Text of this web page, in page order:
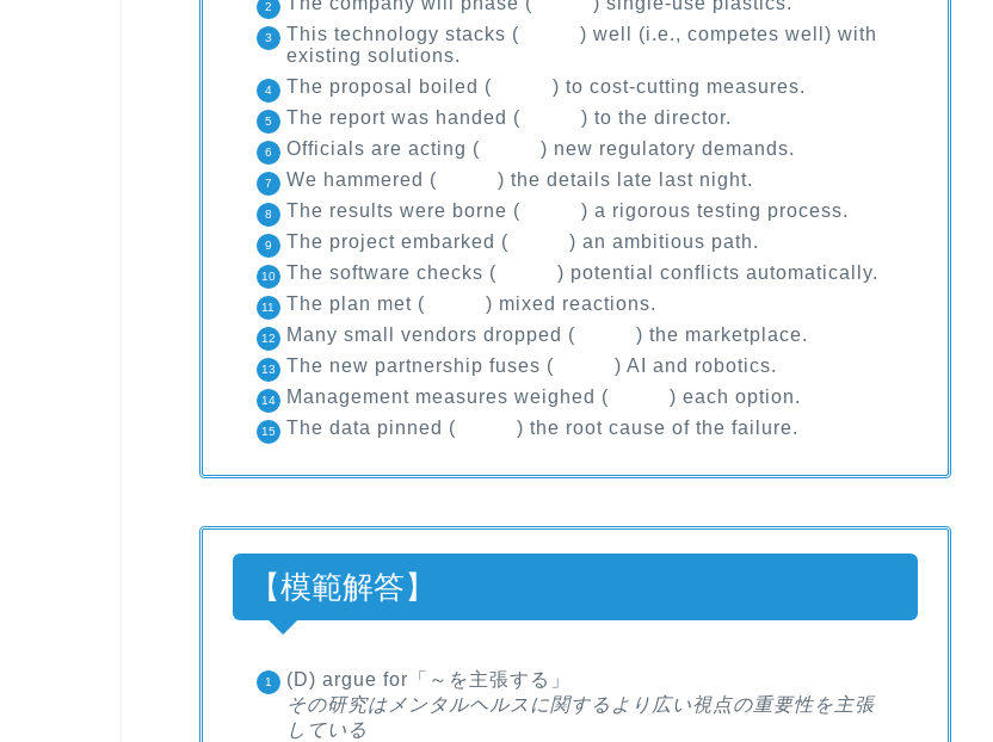
This technology stacks ( ) well (i.e., competes well) with
existing solutions.
The proposal boiled ( ) to cost-cutting measures.
The report was handed ( ) to the director.
Officials are acting ( ) new regulatory demands.
We hammered ( ) the details late last night.
The results were borne ( ) a rigorous testing process.
The project embarked ( ) an ambitious path.
The software checks ( ) potential conflicts automatically.
The plan met ( ) mixed reactions.
Many small vendors dropped ( ) the marketplace.
The new partnership fuses ( ) AI and robotics.
Management measures weighed ( ) each option.
The data pinned ( ) the root cause of the failure.
【模範解答】
(D) argue for「～を主張する」
その研究はメンタルヘルスに関するより広い視点の重要性を主張
している